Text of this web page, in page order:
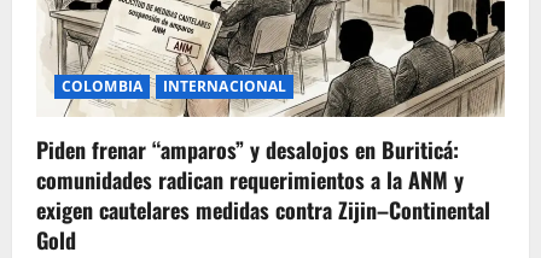
COLOMBIA INTERNACIONAL
Piden frenar “amparos” y desalojos en Buriticá:
comunidades radican requerimientos a la ANM y
exigen cautelares medidas contra Zijin–Continental
Gold